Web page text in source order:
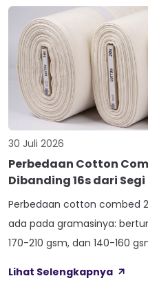
Nama Atlas boleh jadi belum
30 Juli 2026
Perbedaan Cotton
Dibanding 16s dari
Perbedaan cotton combed
ada pada gramasinya:
170-210 gsm, dan 140-160
satu kaos terasa berat dan
Lihat Selengkapnya